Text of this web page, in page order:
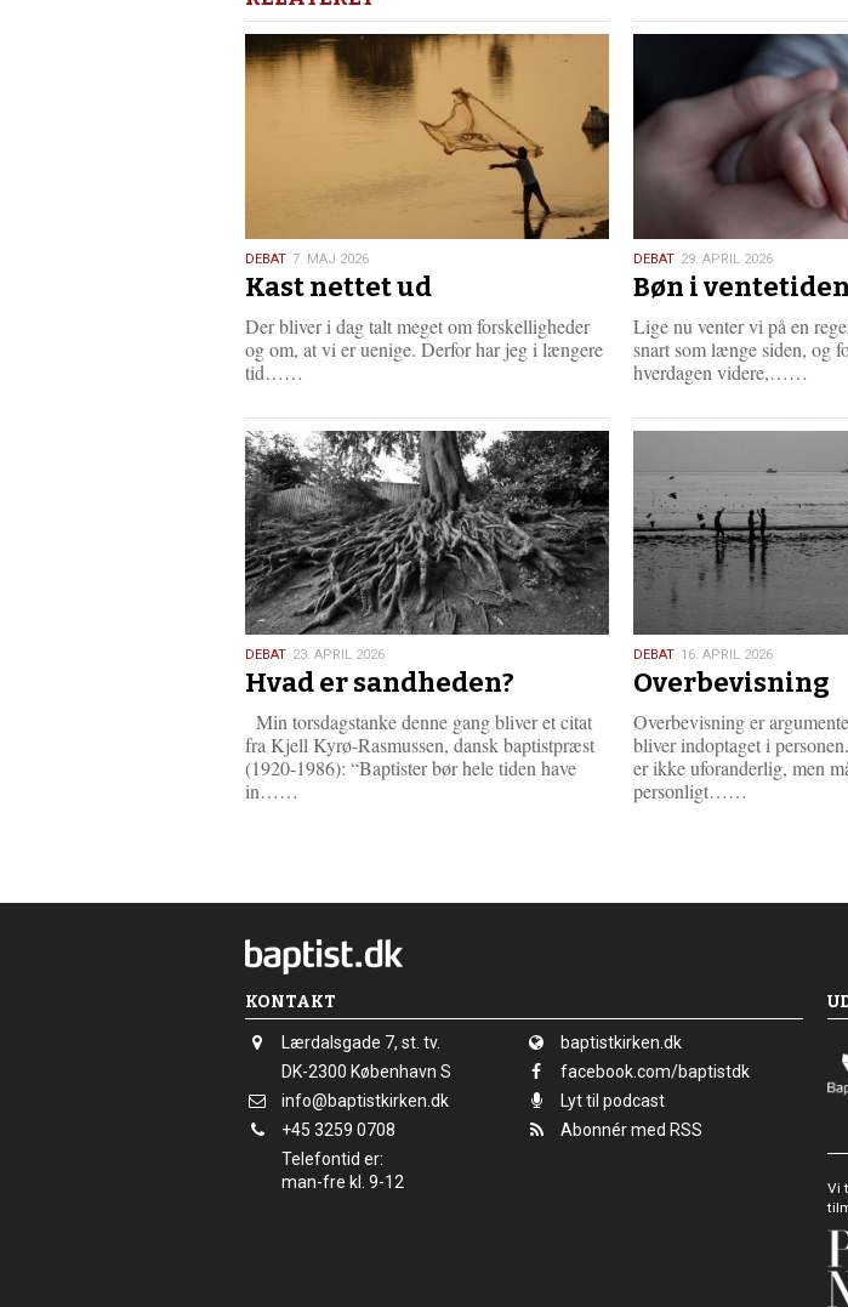
7.
maj
2026
DEBAT 7. MAJ 2026
Kast nettet ud
Der bliver i dag talt meget om forskelligheder
og om, at vi er uenige. Derfor har jeg i længere
tid……
s
m
e
r
e
29.
april
DEBAT 29. APRIL 2026
Bøn i ventetiden
Lige nu venter vi på en
snart som længe siden, og
hverdagen videre,……
s
m
e
23.
april
2026
DEBAT 23. APRIL 2026
Hvad er sandheden?
Min torsdagstanke denne gang bliver et citat
fra Kjell Kyrø-Rasmussen, dansk baptistpræst
(1920-1986): “Baptister bør hele tiden have
in……
r
16.
april
2026
DEBAT 16. APRIL 2026
Overbevisning
Overbevisning er
bliver indoptaget i
er ikke uforanderlig, men
personligt……
r
KONTAKT
Adresse:
Lærdalsgade 7, st. tv.
Adresse:
DK-2300 København S
Send
email:
info@baptistkirken.dk
Tlf.:
+45 3259 0708
Telefontid er:
man-fre kl. 9-12
baptistkirken.dk
Facebook:
facebook.com/baptistdk
Lyt til podcast
Abonnér med RSS
Vi